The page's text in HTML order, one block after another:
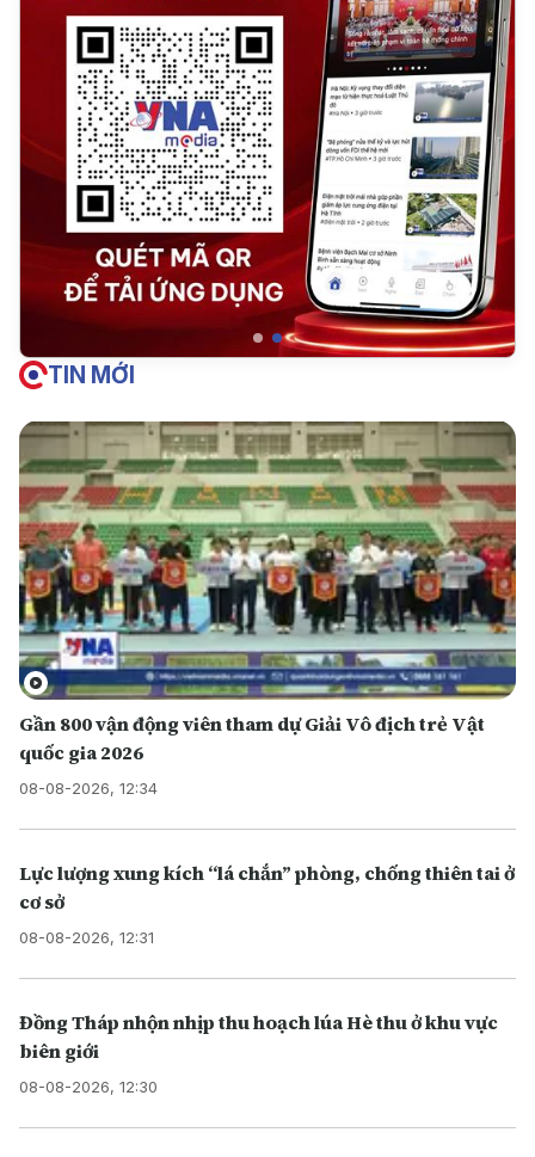
TIN MỚI
Gần 800 vận động viên tham dự Giải Vô địch trẻ Vật
quốc gia 2026
08-08-2026, 12:34
Lực lượng xung kích “lá chắn” phòng, chống thiên tai ở
cơ sở
08-08-2026, 12:31
Đồng Tháp nhộn nhịp thu hoạch lúa Hè thu ở khu vực
biên giới
08-08-2026, 12:30